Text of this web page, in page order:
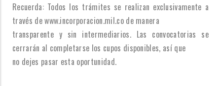
Recuerda: Todos los trámites se realizan exclusivamente a
través de www.incorporacion.mil.co de manera
transparente y sin intermediarios. Las convocatorias se
cerrarán al completarse los cupos disponibles, así que
no dejes pasar esta oportunidad.